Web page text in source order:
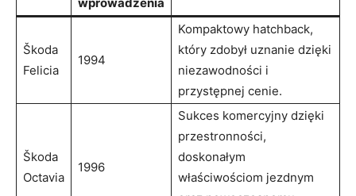
Škoda
Felicia
1994
Kompaktowy hatchback,
który zdobył uznanie dzięki
niezawodności i
przystępnej cenie.
Škoda
Octavia
1996
Sukces komercyjny dzięki
przestronności,
doskonałym
właściwościom⁢ jezdnym